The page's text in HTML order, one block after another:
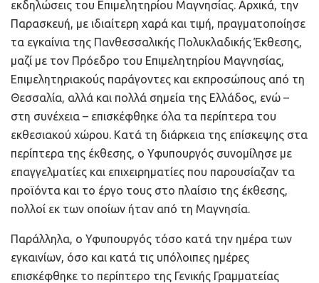
εκδηλώσεις του Επιμελητηρίου Μαγνησίας. Αρχικά, την
Παρασκευή, με ιδιαίτερη χαρά και τιμή, πραγματοποίησε
τα εγκαίνια της Πανθεσσαλικής Πολυκλαδικής Έκθεσης,
μαζί με τον Πρόεδρο του Επιμελητηρίου Μαγνησίας,
Επιμελητηριακούς παράγοντες και εκπροσώπους από τη
Θεσσαλία, αλλά και πολλά σημεία της Ελλάδος, ενώ –
στη συνέχεια – επισκέφθηκε όλα τα περίπτερα του
εκθεσιακού χώρου. Κατά τη διάρκεια της επίσκεψης στα
περίπτερα της έκθεσης, ο Υφυπουργός συνομίλησε με
επαγγελματίες και επιχειρηματίες που παρουσίαζαν τα
προϊόντα και το έργο τους στο πλαίσιο της έκθεσης,
πολλοί εκ των οποίων ήταν από τη Μαγνησία.
Παράλληλα, ο Υφυπουργός τόσο κατά την ημέρα των
εγκαινίων, όσο και κατά τις υπόλοιπες ημέρες
επισκέφθηκε το περίπτερο της Γενικής Γραμματείας